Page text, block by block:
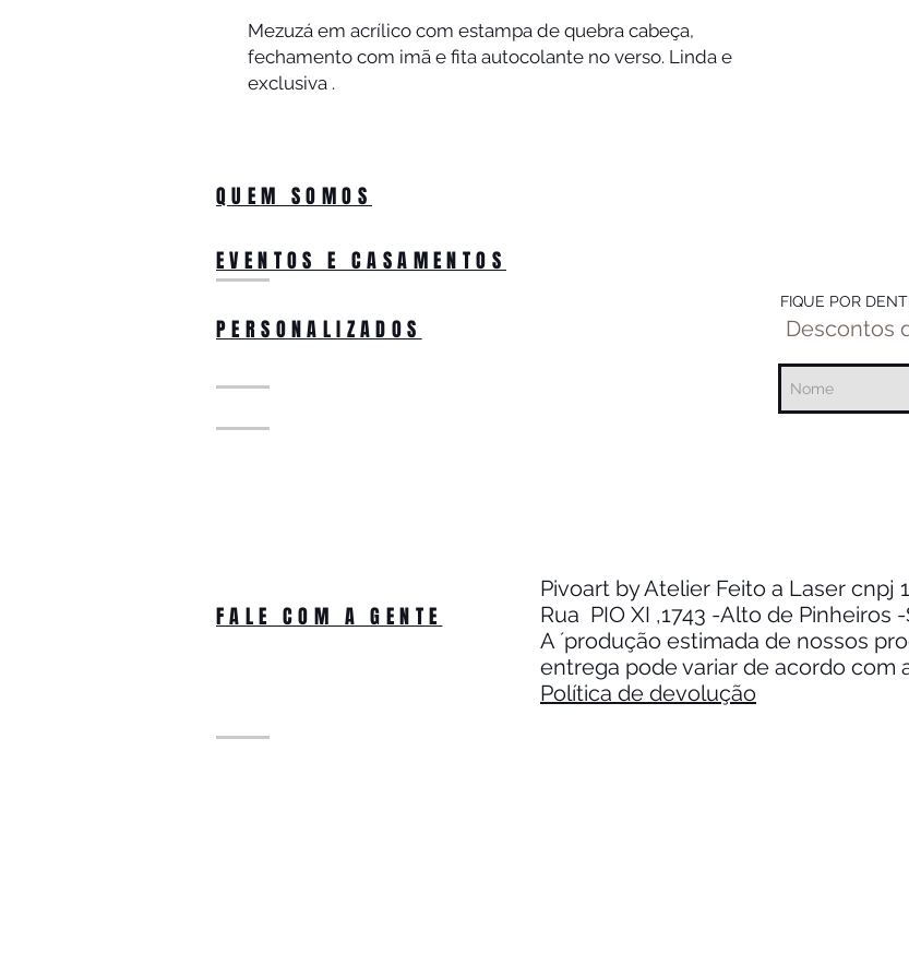
Mezuzá em acrílico com estampa de quebra cabeça,
fechamento com imã e fita autocolante no verso. Linda e
exclusiva .
QUEM SOMOS
EVENTOS E CASAMENTOS
PERSONALIZADOS
FIQUE POR
Descontos
FALE COM A GENTE
Pivoart by Atelier Feito a Laser cnpj
Rua PIO XI ,1743 -Alto de Pinheiros
A ´produção estimada de nossos
entrega pode variar de acordo com
Política de devolução